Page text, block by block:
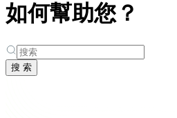
如何幫助您？
搜 索